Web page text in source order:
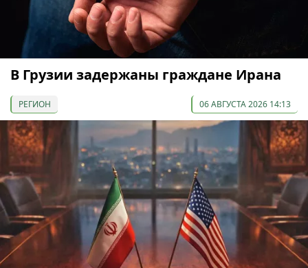
В Грузии задержаны граждане Ирана
РЕГИОН 06 АВГУСТА 2026 14:13